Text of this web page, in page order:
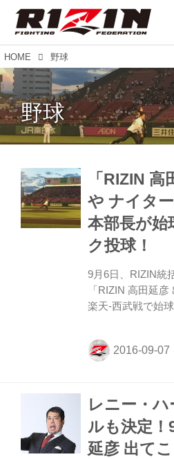
HOME 野球
野球
「RIZIN
や ナイタ
本部長が始
ク投球！
9月6日、RIZIN統
「RIZIN 高田延彦
楽天-西武戦で始
タ宮城正面ステ
べ～ステージ）で
は楽天7-4西武で
田延彦統括本部
ら！ 9/6(火)始球
らメッセージ 本
レニー・
ルも決定！
延彦 出て